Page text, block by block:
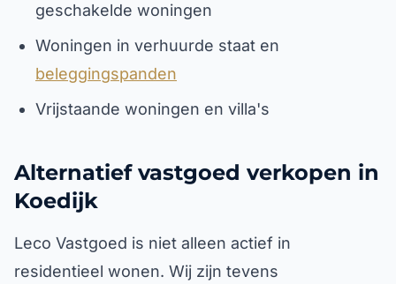
geschakelde woningen
Woningen in verhuurde staat en
beleggingspanden
Vrijstaande woningen en villa's
Alternatief vastgoed verkopen in
Koedijk
Leco Vastgoed is niet alleen actief in
residentieel wonen. Wij zijn tevens